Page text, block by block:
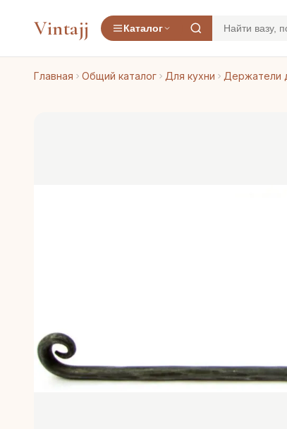
Vintajj Каталог
Главная Общий каталог Для кухни Держатели